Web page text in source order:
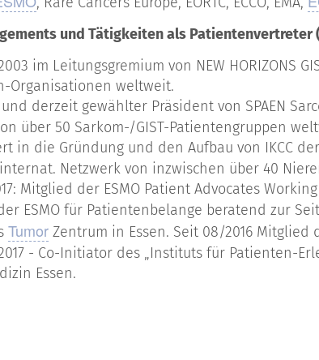
und Tätigkeiten als Patientenvertreter
im Leitungsgremium von NEW HORIZONS
Organisationen weltweit.
derzeit gewählter Präsident von SPAEN
über 50 Sarkom-/GIST-Patientengruppen
in die Gründung und den Aufbau von IKCC
Netzwerk von inzwischen über 40
Mitglied der ESMO Patient Advocates
ESMO für Patientenbelange beratend zur
Tumor Zentrum in Essen. Seit 08/2016 Mitglied
- Co-Initiator des „Instituts für Patienten-
Essen.